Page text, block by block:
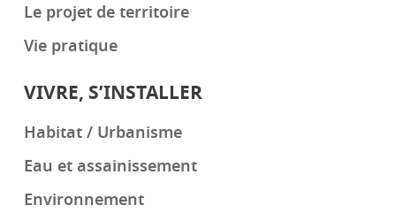
Le projet de territoire
Vie pratique
VIVRE, S’INSTALLER
Habitat / Urbanisme
Eau et assainissement
Environnement